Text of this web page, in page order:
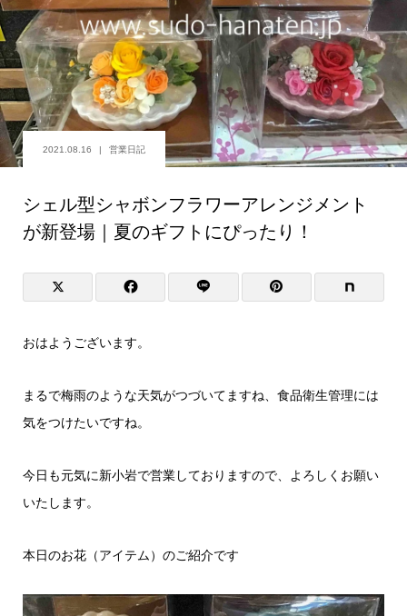
2021.08.16 営業日記
シェル型シャボンフラワーアレンジメント
が新登場｜夏のギフトにぴったり！
おはようございます。
まるで梅雨のような天気がつづいてますね、食品衛生管理には
気をつけたいですね。
今日も元気に新小岩で営業しておりますので、よろしくお願い
いたします。
本日のお花（アイテム）のご紹介です